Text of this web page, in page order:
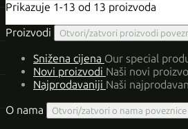
Prikazuje 1-13 od 13 proizvoda
Proizvodi
Otvori/zatvori proizvodi
Snižena cijena Our special
Novi proizvodi Naši novi
Najprodavaniji Naši
O nama
Otvori/zatvori o nama poveznice